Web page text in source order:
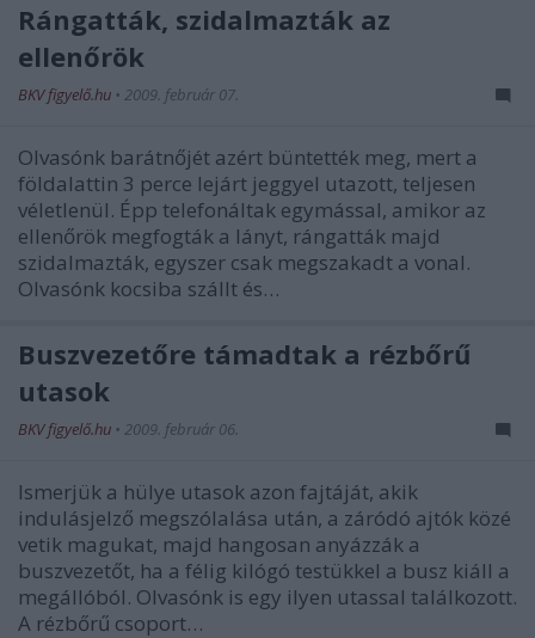
Rángatták, szidalmazták az
ellenőrök
BKV figyelő.hu • 2009. február 07.
Olvasónk barátnőjét azért büntették meg, mert a
földalattin 3 perce lejárt jeggyel utazott, teljesen
véletlenül. Épp telefonáltak egymással, amikor az
ellenőrök megfogták a lányt, rángatták majd
szidalmazták, egyszer csak megszakadt a vonal.
Olvasónk kocsiba szállt és…
Buszvezetőre támadtak a rézbőrű
utasok
BKV figyelő.hu • 2009. február 06.
Ismerjük a hülye utasok azon fajtáját, akik
indulásjelző megszólalása után, a záródó ajtók közé
vetik magukat, majd hangosan anyázzák a
buszvezetőt, ha a félig kilógó testükkel a busz kiáll a
megállóból. Olvasónk is egy ilyen utassal találkozott.
A rézbőrű csoport…